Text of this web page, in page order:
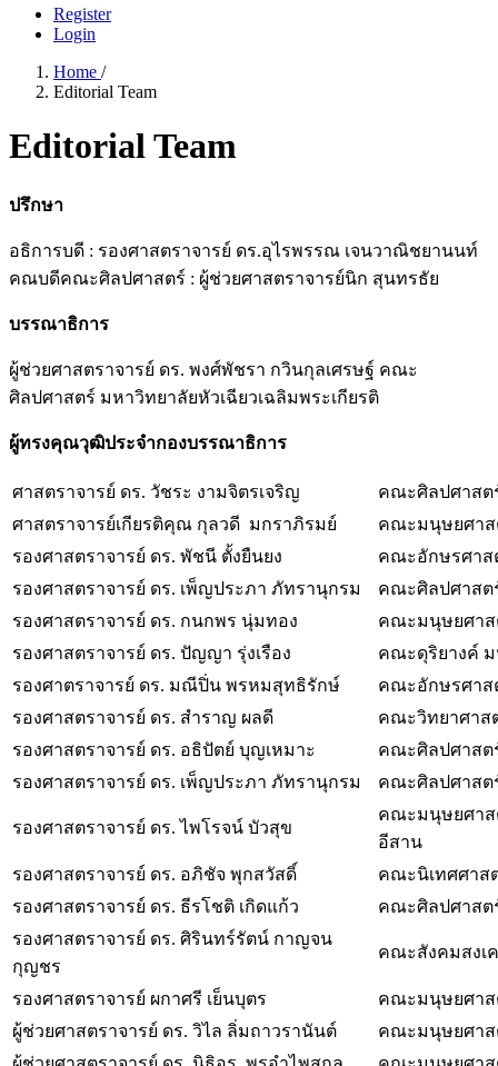
Register
Login
Home /
Editorial Team
Editorial Team
ปรึกษา
อธิการบดี : รองศาสตราจารย์ ดร.อุไรพรรณ เจนวาณิชยานนท์
คณบดีคณะศิลปศาสตร์ : ผู้ช่วยศาสตราจารย์นิก สุนทรธัย
บรรณาธิการ
ผู้ช่วยศาสตราจารย์ ดร. พงศ์พัชรา กวินกุลเศรษฐ์ คณะ
ศิลปศาสตร์ มหาวิทยาลัยหัวเฉียวเฉลิมพระเกียรติ
ผู้ทรงคุณวุฒิประจำกองบรรณาธิการ
ศาสตราจารย์ ดร. วัชระ งามจิตรเจริญ
คณะศิลปศาสต
ศาสตราจารย์เกียรติคุณ กุลวดี มกราภิรมย์
คณะมนุษยศาส
รองศาสตราจารย์ ดร. พัชนี ตั้งยืนยง
คณะอักษรศาส
รองศาสตราจารย์ ดร. เพ็ญประภา ภัทรานุกรม
คณะศิลปศาสต
รองศาสตราจารย์ ดร. กนกพร นุ่มทอง
คณะมนุษยศาส
รองศาสตราจารย์ ดร. ปัญญา รุ่งเรือง
คณะดุริยางค์ ม
รองศาตราจารย์ ดร. มณีปิ่น พรหมสุทธิรักษ์
คณะอักษรศาส
รองศาสตราจารย์ ดร. สำราญ ผลดี
คณะวิทยาศาส
รองศาสตราจารย์ ดร. อธิปัตย์ บุญเหมาะ
คณะศิลปศาสต
รองศาสตราจารย์ ดร. เพ็ญประภา ภัทรานุกรม
คณะศิลปศาสต
รองศาสตราจารย์ ดร. ไพโรจน์ บัวสุข
คณะมนุษยศาส
อีสาน
รองศาสตราจารย์ ดร. อภิชัจ พุกสวัสดิ์
คณะนิเทศศาส
รองศาสตราจารย์ ดร. ธีรโชติ เกิดแก้ว
คณะศิลปศาสต
รองศาสตราจารย์ ดร. ศิรินทร์รัตน์ กาญจน
กุญชร
คณะสังคมสงเ
รองศาสตราจารย์ ผกาศรี เย็นบุตร
คณะมนุษยศาส
ผู้ช่วยศาสตราจารย์ ดร. วิไล ลิ่มถาวรานันต์
คณะมนุษยศาส